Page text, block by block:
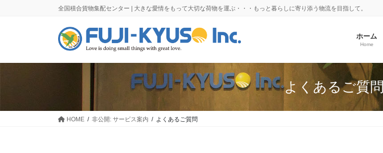
に
ョ
動
全国積合貨物集配センター | 大きな愛情をもって大切な荷物を運ぶ・・・もっと暮らしに寄り添う物流を目指して。
ホーム
Home
よくあるご質問
HOME 非公開: サービス案内 よくあるご質問